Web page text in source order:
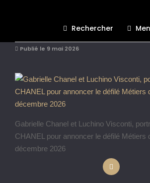
Rechercher
Screenshot
Publié le 9 mai 2026
Gabrielle Chanel et Luchino Visconti,
CHANEL pour annoncer le défilé Métiers
décembre 2026